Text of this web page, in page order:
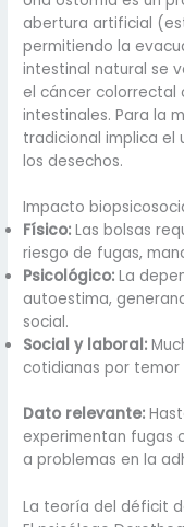
abertura artificial
permitiendo la
intestinal natural se
el cáncer colorrectal
intestinales. Para la
tradicional implica el
los desechos.
Impacto
Físico: Las bolsas
riesgo de fugas,
Psicológico: La
autoestima,
social.
Social y laboral:
cotidianas por
Dato relevante:
experimentan fugas
a problemas en la
La teoría del déficit